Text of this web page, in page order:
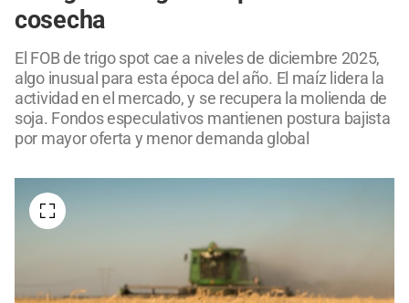
cosecha
El FOB de trigo spot cae a niveles de diciembre 2025,
algo inusual para esta época del año. El maíz lidera la
actividad en el mercado, y se recupera la molienda de
soja. Fondos especulativos mantienen postura bajista
por mayor oferta y menor demanda global